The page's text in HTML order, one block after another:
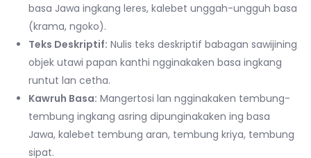
basa Jawa ingkang leres, kalebet unggah-ungguh basa
(krama, ngoko).
Teks Deskriptif: Nulis teks deskriptif babagan sawijining
objek utawi papan kanthi ngginakaken basa ingkang
runtut lan cetha.
Kawruh Basa: Mangertosi lan ngginakaken tembung-
tembung ingkang asring dipunginakaken ing basa
Jawa, kalebet tembung aran, tembung kriya, tembung
sipat.